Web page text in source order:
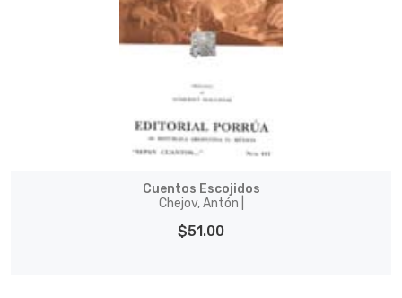
Cuentos Escojidos
Chejov, Antón |
$51.00